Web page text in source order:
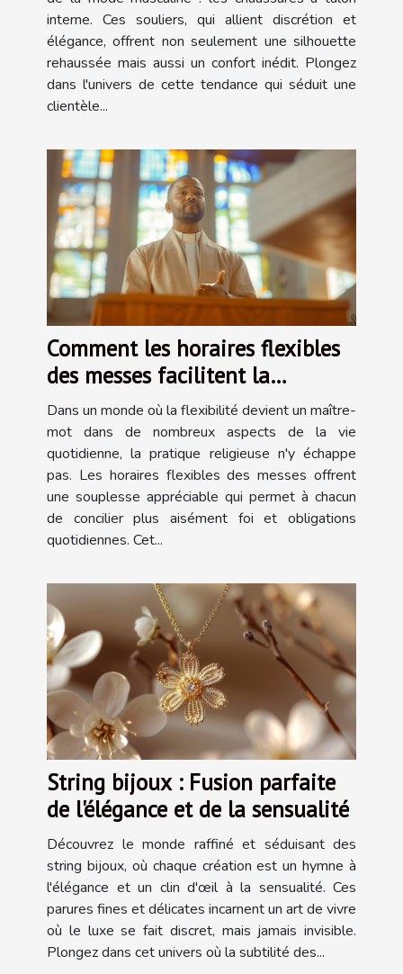
interne. Ces souliers, qui allient discrétion et
élégance, offrent non seulement une silhouette
rehaussée mais aussi un confort inédit. Plongez
dans l'univers de cette tendance qui séduit une
clientèle...
Comment les horaires flexibles
des messes facilitent la
pratique religieuse
Dans un monde où la flexibilité devient un maître-
mot dans de nombreux aspects de la vie
quotidienne, la pratique religieuse n'y échappe
pas. Les horaires flexibles des messes offrent
une souplesse appréciable qui permet à chacun
de concilier plus aisément foi et obligations
quotidiennes. Cet...
String bijoux : Fusion parfaite
de l'élégance et de la sensualité
Découvrez le monde raffiné et séduisant des
string bijoux, où chaque création est un hymne à
l'élégance et un clin d'œil à la sensualité. Ces
parures fines et délicates incarnent un art de vivre
où le luxe se fait discret, mais jamais invisible.
Plongez dans cet univers où la subtilité des...